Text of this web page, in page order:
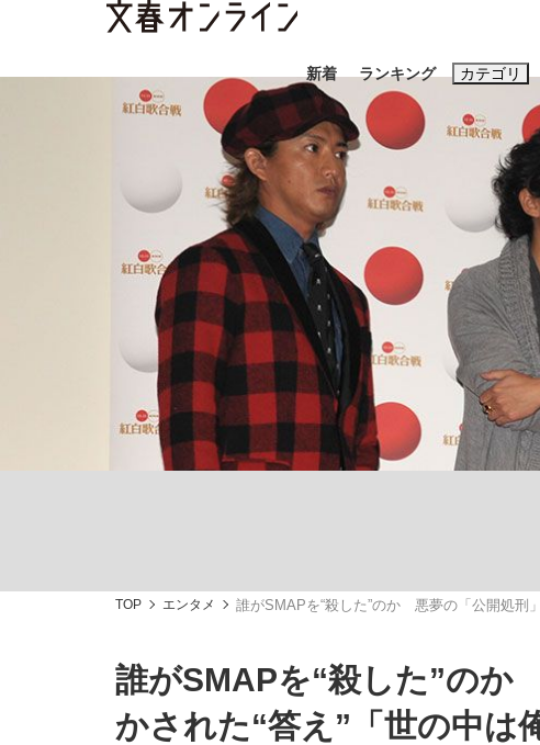
新着 ランキング カテゴリ
スクープ ニュース
「90%は失敗する。でも…」本田圭佑が初めて明
「敗因分析は一切聞かれなかった」侍ジャパン選
終戦から81年
キングの誕生を、目撃せよ。
おすすめのキーワ
#藤田晋 #三山凌輝
#玉木雄一郎
#亀和
TOP エンタメ 誰がSMAPを“殺した”のか 悪夢の「公開処刑
誰がSMAPを“殺した”のか
かされた“答え”「世の中は